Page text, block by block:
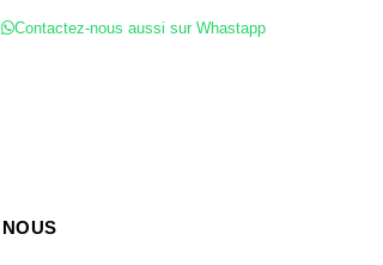
Contactez-nous aussi sur Whastapp
NOUS